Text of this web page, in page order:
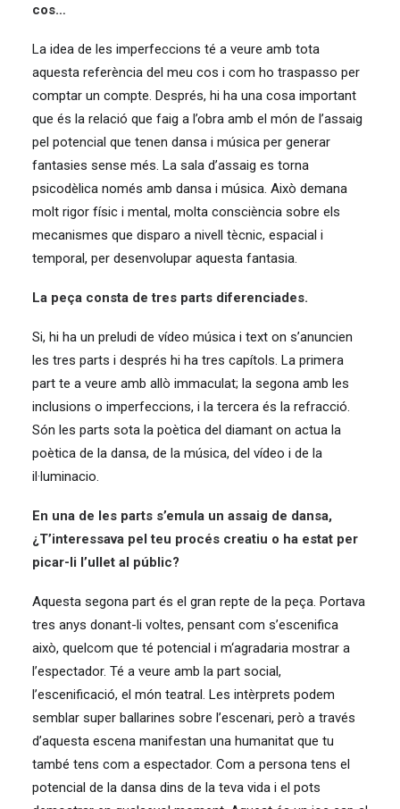
cos…
La idea de les imperfeccions té a veure amb tota
aquesta referència del meu cos i com ho traspasso per
comptar un compte. Després, hi ha una cosa important
que és la relació que faig a l’obra amb el món de l’assaig
pel potencial que tenen dansa i música per generar
fantasies sense més. La sala d’assaig es torna
psicodèlica només amb dansa i música. Això demana
molt rigor físic i mental, molta consciència sobre els
mecanismes que disparo a nivell tècnic, espacial i
temporal, per desenvolupar aquesta fantasia.
La peça consta de tres parts diferenciades.
Si, hi ha un preludi de vídeo música i text on s’anuncien
les tres parts i després hi ha tres capítols. La primera
part te a veure amb allò immaculat; la segona amb les
inclusions o imperfeccions, i la tercera és la refracció.
Són les parts sota la poètica del diamant on actua la
poètica de la dansa, de la música, del vídeo i de la
il·luminacio.
En una de les parts s’emula un assaig de dansa,
¿T’interessava pel teu procés creatiu o ha estat per
picar-li l’ullet al públic?
Aquesta segona part és el gran repte de la peça. Portava
tres anys donant-li voltes, pensant com s’escenifica
això, quelcom que té potencial i m‘agradaria mostrar a
l’espectador. Té a veure amb la part social,
l’escenificació, el món teatral. Les intèrprets podem
semblar super ballarines sobre l’escenari, però a través
d’aquesta escena manifestan una humanitat que tu
també tens com a espectador. Com a persona tens el
potencial de la dansa dins de la teva vida i el pots